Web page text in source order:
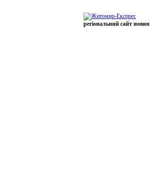
регіональний сайт новин